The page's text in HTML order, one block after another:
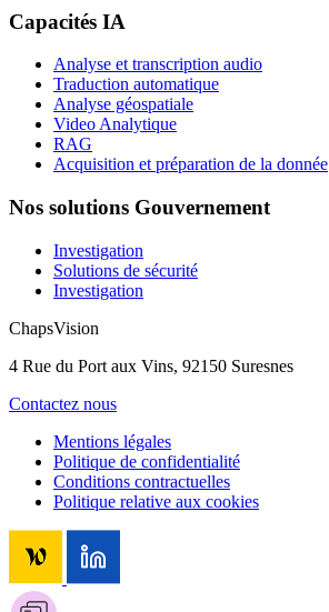
Capacités IA
Analyse et transcription audio
Traduction automatique
Analyse géospatiale
Video Analytique
RAG
Acquisition et préparation de la donnée
Nos solutions Gouvernement
Investigation
Solutions de sécurité
Investigation
ChapsVision
4 Rue du Port aux Vins, 92150 Suresnes
Contactez nous
Mentions légales
Politique de confidentialité
Conditions contractuelles
Politique relative aux cookies